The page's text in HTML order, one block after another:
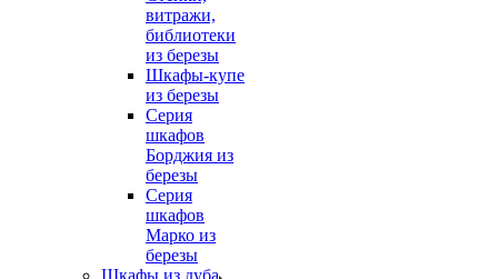
витражи,
библиотеки
из березы
Шкафы-купе
из березы
Серия
шкафов
Борджия из
березы
Серия
шкафов
Марко из
березы
Шкафы из дуба